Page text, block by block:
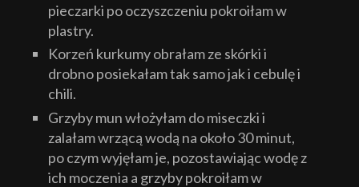
pieczarki po oczyszczeniu pokroiłam w
plastry.
Korzeń kurkumy obrałam ze skórki i
drobno posiekałam tak samo jak i cebulę i
chili.
Grzyby mun włożyłam do miseczki i
zalałam wrzącą wodą na około 30 minut,
po czym wyjęłam je, pozostawiając wodę z
ich moczenia a grzyby pokroiłam w